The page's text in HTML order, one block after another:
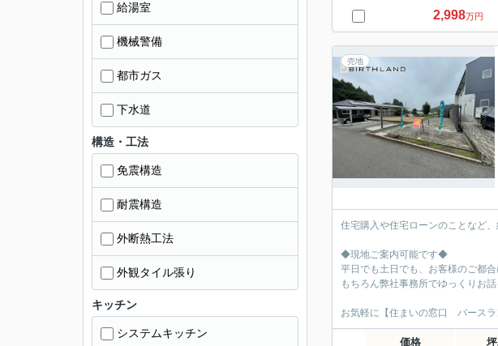
2,998万円
売地
住宅購入や住宅ローンのことなど
◆現地ご案内可能です◆
平日でも土日でも、お客様のご都
もちろん弊社事務所でゆっくりお
お気軽に【住まいの窓口 バースラ
価格
給湯室
機械警備
都市ガス
下水道
構造・工法
免震構造
耐震構造
外断熱工法
外観タイル張り
キッチン
システムキッチン